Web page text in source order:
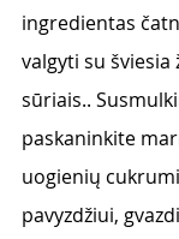
ingredientas
valgyti su
sūriais..
paskaninkite
uogienių
pavyzdžiui,